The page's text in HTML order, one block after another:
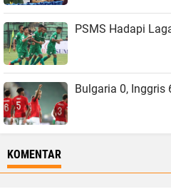
PSMS Hadapi
Bulgaria 0, Inggris
KOMENTAR